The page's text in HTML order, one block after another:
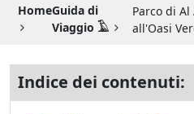
Guida di Viaggio Giordania
HomeGuida di
Viaggio 𓄿
Parco di
all'Oasi
Indice dei contenuti: